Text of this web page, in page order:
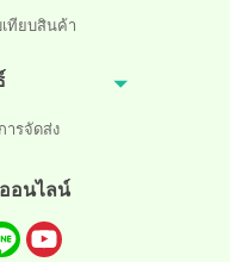
เทียบสินค้า
ารจัดส่ง
อนไลน์